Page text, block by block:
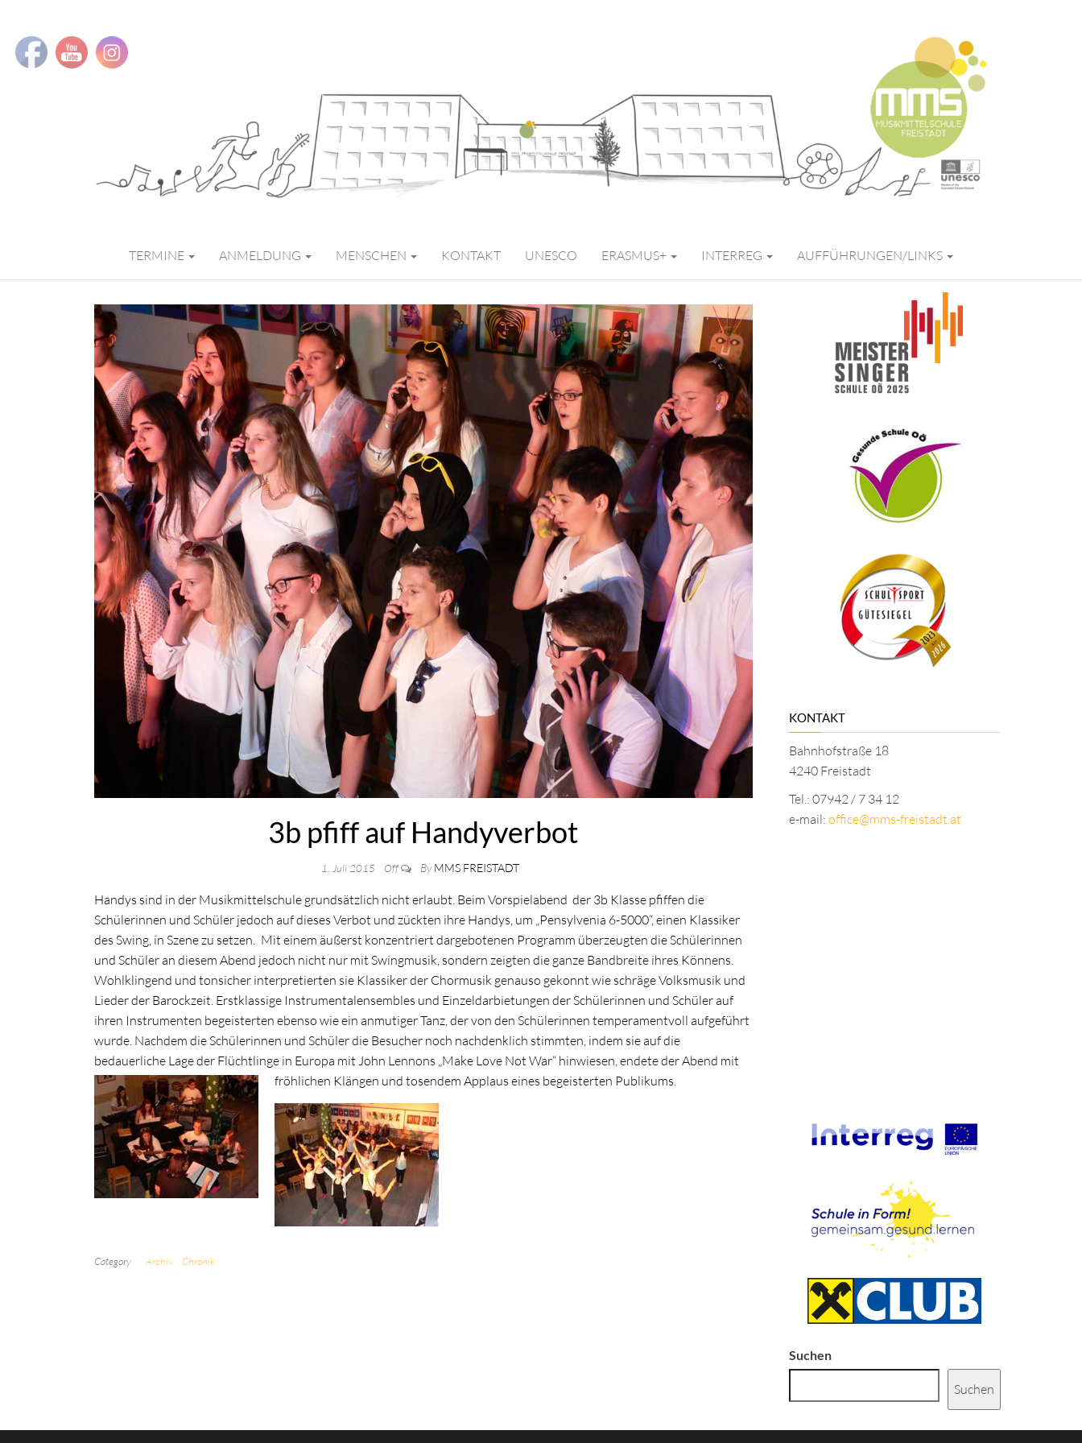
TERMINE ANMELDUNG MENSCHEN KONTAKT UNESCO ERASMUS+ INTERREG AUFFÜHRUNGEN/LINKS
3b pfiff auf Handyverbot
1. Juli 2015 Off By MMS FREISTADT
Handys sind in der Musikmittelschule grundsätzlich nicht erlaubt. Beim Vorspielabend der 3b Klasse pfiffen die
Schülerinnen und Schüler jedoch auf dieses Verbot und zückten ihre Handys, um „Pensylvenia 6-5000“, einen Klassiker
des Swing, in Szene zu setzen. Mit einem äußerst konzentriert dargebotenen Programm überzeugten die Schülerinnen
und Schüler an diesem Abend jedoch nicht nur mit Swingmusik, sondern zeigten die ganze Bandbreite ihres Könnens.
Wohlklingend und tonsicher interpretierten sie Klassiker der Chormusik genauso gekonnt wie schräge Volksmusik und
Lieder der Barockzeit. Erstklassige Instrumentalensembles und Einzeldarbietungen der Schülerinnen und Schüler auf
ihren Instrumenten begeisterten ebenso wie ein anmutiger Tanz, der von den Schülerinnen temperamentvoll aufgeführt
wurde. Nachdem die Schülerinnen und Schüler die Besucher noch nachdenklich stimmten, indem sie auf die
bedauerliche Lage der Flüchtlinge in Europa mit John Lennons „Make Love Not War“ hinwiesen, endete der Abend mit
fröhlichen Klängen und tosendem Applaus eines begeisterten Publikums.
Category Archiv Chronik
KONTAKT
Bahnhofstraße 18
4240 Freistadt
Tel.: 07942 / 7 34 12
e-mail: office@mms-freistadt.at
Suchen
Suchen